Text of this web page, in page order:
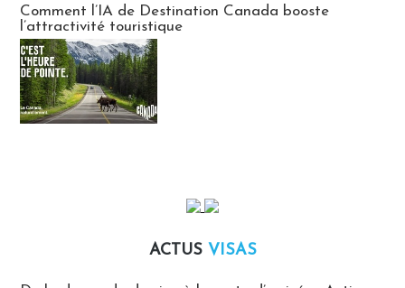
Comment l’IA de Destination Canada booste
l’attractivité touristique
ACTUS VISAS